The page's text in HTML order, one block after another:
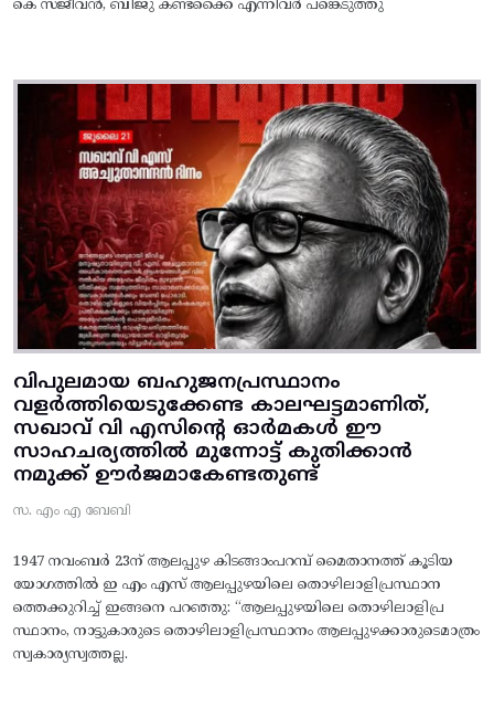
കെ സജീവൻ, ബിജു കണ്ടക്കൈ എന്നിവർ പങ്കെടുത്തു
വിപുലമായ ബഹുജനപ്രസ്ഥാനം
വളർത്തിയെടുക്കേണ്ട കാലഘട്ടമാണിത്,
സഖാവ് വി എസിന്റെ ഓർമകൾ ഈ
സാഹചര്യത്തിൽ മുന്നോട്ട്‌ കുതിക്കാൻ
നമുക്ക് ഊർജമാകേണ്ടതുണ്ട്
സ. എം എ ബേബി
1947 നവംബർ 23ന് ആലപ്പുഴ കിടങ്ങാംപറമ്പ്‌ മൈതാനത്ത്‌ കൂടിയ
യോഗത്തിൽ ഇ എം എസ് ആലപ്പുഴയിലെ തൊഴിലാളിപ്രസ്ഥാന
ത്തെക്കുറിച്ച് ഇങ്ങനെ പറഞ്ഞു: “ആലപ്പുഴയിലെ തൊഴിലാളിപ്ര
സ്ഥാനം, നാട്ടുകാരുടെ തൊഴിലാളിപ്രസ്ഥാനം ആലപ്പുഴക്കാരുടെമാത്രം
സ്വകാര്യസ്വത്തല്ല.